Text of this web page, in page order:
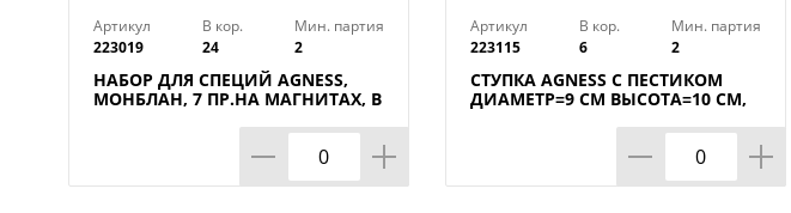
• НЕ
• НЕ
• мыть с
•
Артикул
223019
В кор.
24
Мин. партия
2
НАБОР ДЛЯ СПЕЦИЙ AGNESS,
МОНБЛАН, 7 ПР.НА МАГНИТАХ, В
Артикул
223115
В кор.
6
Мин. партия
2
СТУПКА AGNESS С ПЕСТИКОМ
ДИАМЕТР=9 СМ ВЫСОТА=10 СМ,